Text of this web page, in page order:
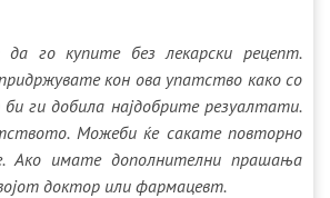
го купите без лекарски рецепт.
кон ова упатство како со
ги добила најдобрите резуалтати.
Можеби ќе сакате повторно
Ако имате дополнителни прашања
доктор или фармацевт.